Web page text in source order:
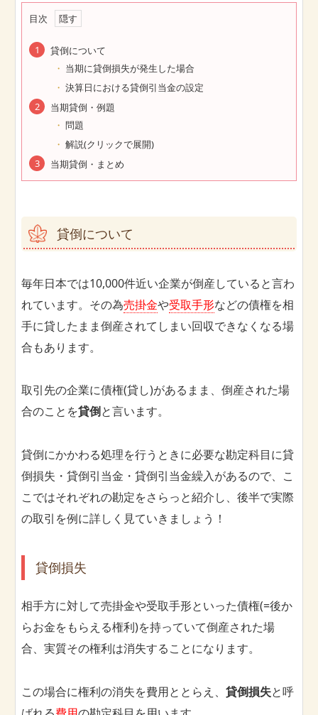
目次
貸倒について
当期に貸倒損失が発生した場合
決算日における貸倒引当金の設定
当期貸倒・例題
問題
解説(クリックで展開)
当期貸倒・まとめ
貸倒について
毎年日本では10,000件近い企業が倒産していると言わ
れています。その為売掛金や受取手形などの債権を相
手に貸したまま倒産されてしまい回収できなくなる場
合もあります。
取引先の企業に債権(貸し)があるまま、倒産された場
合のことを貸倒と言います。
貸倒にかかわる処理を行うときに必要な勘定科目に貸
倒損失・貸倒引当金・貸倒引当金繰入があるので、こ
こではそれぞれの勘定をさらっと紹介し、後半で実際
の取引を例に詳しく見ていきましょう！
貸倒損失
相手方に対して売掛金や受取手形といった債権(=後か
らお金をもらえる権利)を持っていて倒産された場
合、実質その権利は消失することになります。
この場合に権利の消失を費用ととらえ、 貸倒損失と呼